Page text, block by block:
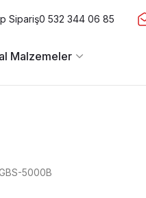
Sipariş0 532 344 06 85
Malzemeler
5000B